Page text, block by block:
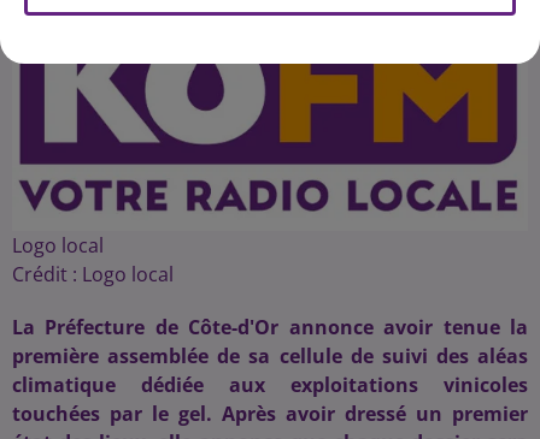
Logo local
Crédit : Logo local
La Préfecture de Côte-d'Or annonce avoir tenue la
première assemblée de sa cellule de suivi des aléas
climatique dédiée aux exploitations vinicoles
touchées par le gel. Après avoir dressé un premier